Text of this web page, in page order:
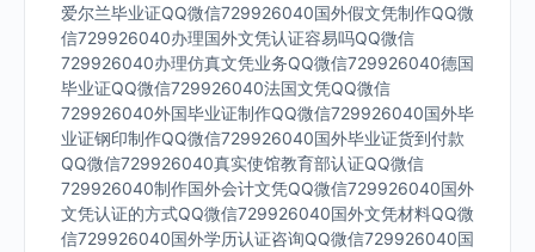
爱尔兰毕业证QQ微信729926040国外假文凭制作QQ微
信729926040办理国外文凭认证容易吗QQ微信
729926040办理仿真文凭业务QQ微信729926040德国
毕业证QQ微信729926040法国文凭QQ微信
729926040外国毕业证制作QQ微信729926040国外毕
业证钢印制作QQ微信729926040国外毕业证货到付款
QQ微信729926040真实使馆教育部认证QQ微信
729926040制作国外会计文凭QQ微信729926040国外
文凭认证的方式QQ微信729926040国外文凭材料QQ微
信729926040国外学历认证咨询QQ微信729926040国